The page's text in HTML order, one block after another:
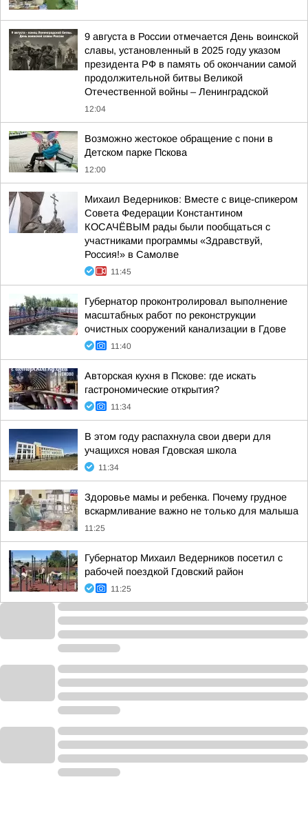
9 августа в России отмечается День воинской
славы, установленный в 2025 году указом
президента РФ в память об окончании самой
продолжительной битвы Великой
Отечественной войны – Ленинградской
12:04
Возможно жестокое обращение с пони в
Детском парке Пскова
12:00
Михаил Ведерников: Вместе с вице-спикером
Совета Федерации Константином
КОСАЧЁВЫМ рады были пообщаться с
участниками программы «Здравствуй,
Россия!» в Самолве
11:45
Губернатор проконтролировал выполнение
масштабных работ по реконструкции
очистных сооружений канализации в Гдове
11:40
Авторская кухня в Пскове: где искать
гастрономические открытия?
11:34
В этом году распахнула свои двери для
учащихся новая Гдовская школа
11:34
Здоровье мамы и ребенка. Почему грудное
вскармливание важно не только для малыша
11:25
Губернатор Михаил Ведерников посетил с
рабочей поездкой Гдовский район
11:25